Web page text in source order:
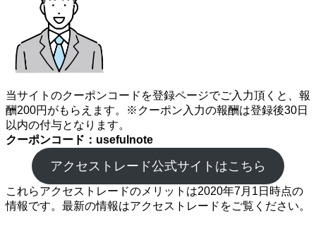
当サイトのクーポンコードを登録ページでご入力頂くと、報
酬200円がもらえます。※クーポン入力の報酬は登録後30日
以内の付与となります。
クーポンコード：usefulnote
アクセストレード公式サイトはこちら
これらアクセストレードのメリットは2020年7月1日時点の
情報です。最新の情報はアクセストレードをご覧ください。